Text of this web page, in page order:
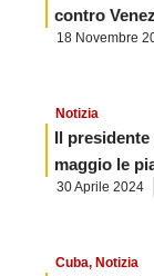
contro
18 Novembre
Notizia
Il
maggio le
30 Aprile 2024
Cuba, Notizia